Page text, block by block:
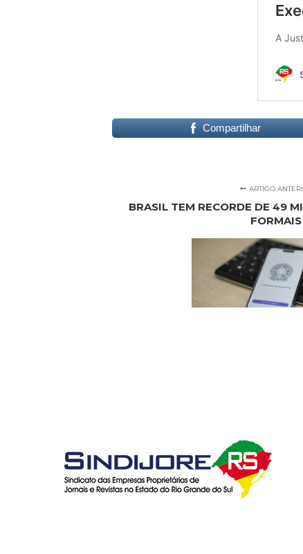
Compartilhar
ARTIGO
BRASIL TEM RECORDE DE 49
FORMAIS